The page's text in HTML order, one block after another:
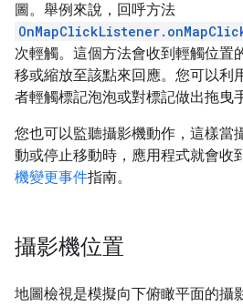
圖。舉例來說，回呼方法
次輕觸。這個方法會收到輕觸位置
移或縮放至該點來回應。您可以利
者輕觸標記泡泡或對標記做出拖曳
您也可以監聽攝影機動作，這樣當
動或停止移動時，應用程式就會收
機變更事件指南。
攝影機位置
地圖檢視是模擬向下俯瞰平面的攝